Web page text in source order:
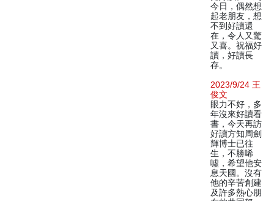
今日，偶然想
起老朋友，想
不到好讀還
在，令人又驚
又喜。祝福好
讀，好讀長
存。
2023/9/24 王
俊文
眼力不好，多
年沒來好讀看
書，今天再訪
好讀方知周劍
輝博士已往
生，不勝唏
噓，希望他安
息天國。沒有
他的辛苦創建
及許多熱心朋